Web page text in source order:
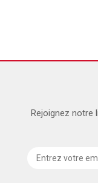
Rejoignez